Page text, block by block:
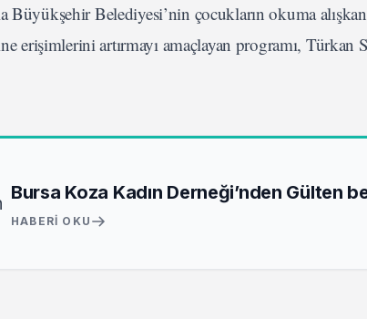
Büyükşehir Belediyesi’nin çocukların okuma
erişimlerini artırmayı amaçlayan programı, Türkan
Bursa Koza Kadın Derneği’nden Gülten
HABERI OKU